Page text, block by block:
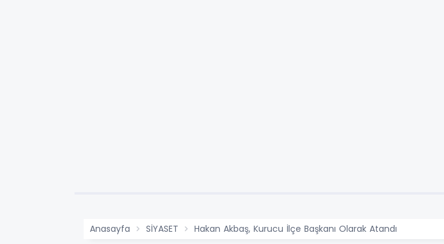
Anasayfa SİYASET Hakan Akbaş, Kurucu İlçe Başkanı Olarak Atandı